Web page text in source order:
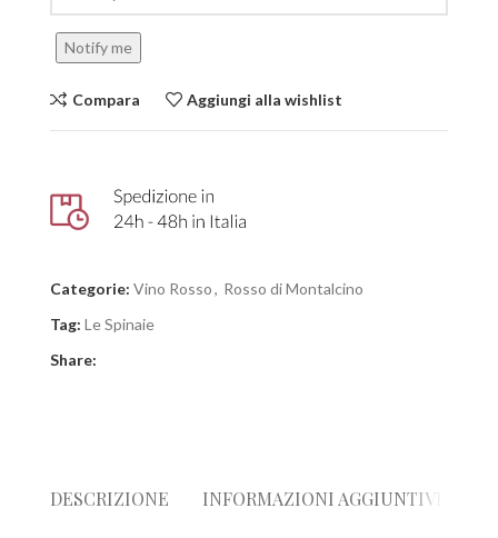
Notify me
Compara Aggiungi alla wishlist
Categorie: Vino Rosso, Rosso di Montalcino
Tag: Le Spinaie
Share:
DESCRIZIONE INFORMAZIONI AGGIUNTIVE